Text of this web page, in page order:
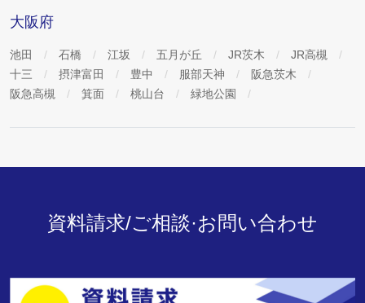
大阪府
池田 石橋 江坂 五月が丘 JR茨木
JR高槻
十三
摂津富田 豊中 服部天神
阪急茨木
阪急高槻
箕面 桃山台 緑地公園
資料請求/ご相談·お問い合わせ